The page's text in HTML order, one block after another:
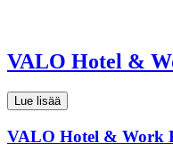
VALO Hotel &
Lue lisää
VALO Hotel & Work